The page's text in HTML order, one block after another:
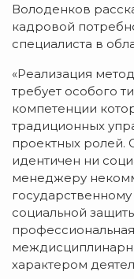
Володенков
кадровой
специалиста в
«Реализация
требует особого
компетенции
традиционных
проектных ролей.
идентичен ни
менеджеру
социальной
характером